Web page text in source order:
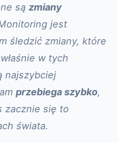
są zmiany
jest
śledzić zmiany, które
w tych
najszybciej
przebiega szybko,
zacznie się to
świata.